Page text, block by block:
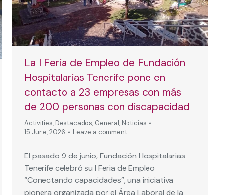
La I Feria de Empleo de Fundación
Hospitalarias Tenerife pone en
contacto a 23 empresas con más
de 200 personas con discapacidad
Activities, Destacados, General, Noticias
15 June, 2026
Leave a comment
El pasado 9 de junio, Fundación Hospitalarias
Tenerife celebró su I Feria de Empleo
“Conectando capacidades”, una iniciativa
pionera organizada por el Área Laboral de la